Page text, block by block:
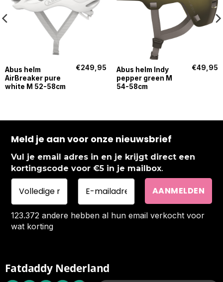
Abus helm
AirBreaker pure
white M 52-58cm
€249,95
Abus helm Indy
pepper green M
54-58cm
€49,95
Meld je aan voor onze nieuwsbrief
Vul je email adres in en je krijgt direct een
kortingscode voor €5 in je mailbox.
123.372 andere hebben al hun email verkocht voor
wat korting
Fatdaddy Nederland